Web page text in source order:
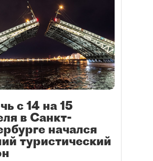
с 14 на 15
в Санкт-
начался
туристический